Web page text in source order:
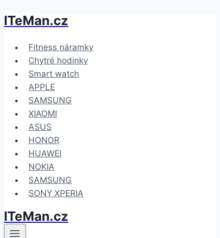
Přeskočit
obsah
ITeMan.cz
Fitness náramky
Chytré hodinky
Smart watch
APPLE
SAMSUNG
XIAOMI
ASUS
HONOR
HUAWEI
NOKIA
SAMSUNG
SONY XPERIA
ITeMan.cz